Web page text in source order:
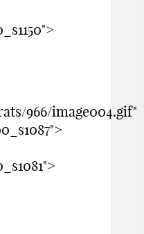
966/image004.gif"